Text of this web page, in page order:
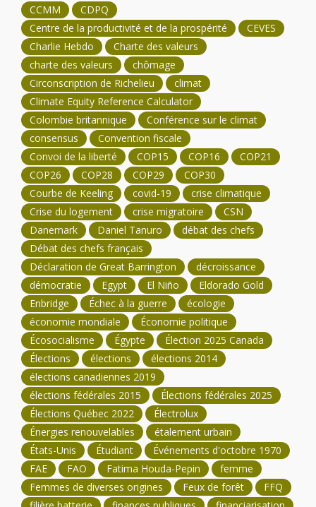
CCMM
CDPQ
Centre de la productivité et de la prospérité
CEVES
Charlie Hebdo
Charte des valeurs
charte des valeurs
chômage
Circonscription de Richelieu
climat
Climate Equity Reference Calculator
Colombie britannique
Conférence sur le climat
consensus
Convention fiscale
Convoi de la liberté
COP15 COP16
COP21
COP26
COP28 COP29
COP30
Courbe de Keeling
covid-19
crise climatique
Crise du logement
crise migratoire
CSN
Danemark
Daniel Tanuro
débat des chefs
Débat des chefs français
Déclaration de Great Barrington
décroissance
démocratie
Egypt El Niño
Eldorado Gold
Enbridge
Échec à la guerre
écologie
économie mondiale
Économie politique
Écosocialisme
Égypte
Élection 2025 Canada
Élections
élections
élections 2014
élections canadiennes 2019
élections fédérales 2015
Élections fédérales 2025
Élections Québec 2022
Électrolux
Énergies renouvelables
étalement urbain
États-Unis
Étudiant
Événements d'octobre 1970
FAE
FAO Fatima Houda-Pepin
femme
Femmes de diverses origines
Feux de forêt
FFQ